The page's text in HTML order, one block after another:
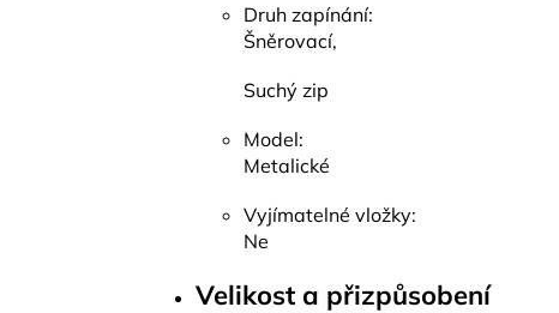
Druh zapínání:
Šněrovací,
Suchý zip
Model:
Metalické
Vyjímatelné vložky:
Ne
Velikost a přizpůsobení